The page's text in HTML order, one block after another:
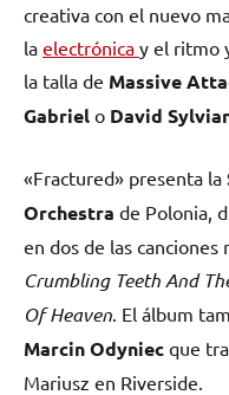
creativa con el nuevo
la electrónica y el ritmo
la talla de Massive
Gabriel o David
«Fractured» presenta la
Orchestra de Polonia,
en dos de las canciones
Crumbling Teeth And
Of Heaven . El álbum
Marcin Odyniec que
Mariusz en Riverside.